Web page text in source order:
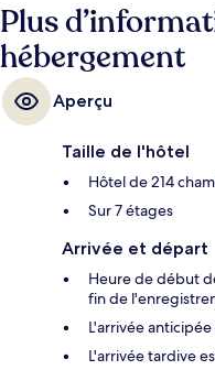
Plus
hébergement
Aperçu
Taille de l'hôtel
Hôtel de 214
Sur 7 étages
Arrivée et départ
Heure de début
fin de
L'arrivée
L'arrivée tardive